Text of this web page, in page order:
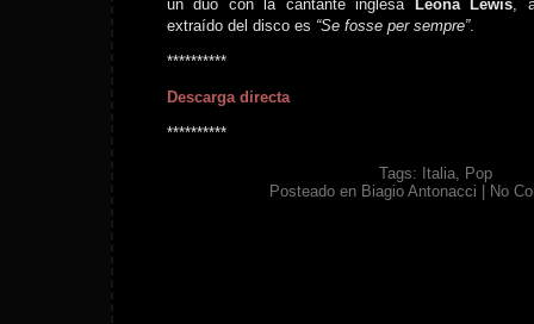
un dúo con la cantante inglesa Leona Lewis,
extraído del disco es “Se fosse per sempre”.
**********
Descarga directa
**********
Tags: Italia, Pop
Posteado en Biagio Antonacci No